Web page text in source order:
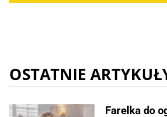
OSTATNIE
Farelka do